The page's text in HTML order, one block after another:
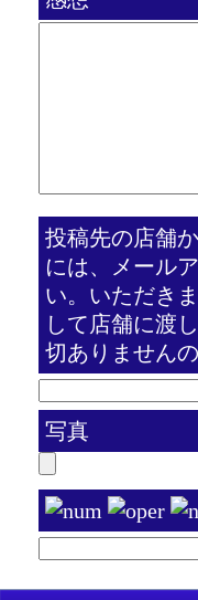
投稿先の店舗
には、メール
い。いただき
して店舗に渡
切ありません
写真